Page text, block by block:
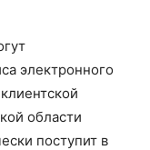
электронного
области
поступит в